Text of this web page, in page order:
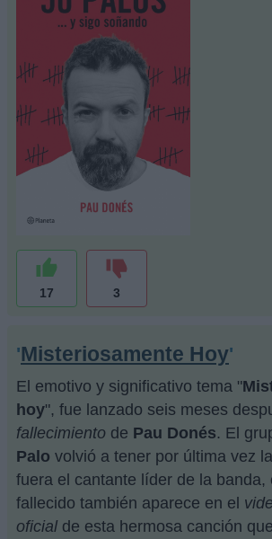
17 3
'Misteriosamente Hoy'
El emotivo y significativo tema "
hoy", fue lanzado seis meses
fallecimiento de Pau Donés. El
Palo volvió a tener por última vez
fuera el cantante líder de la banda,
fallecido también aparece en el
oficial de esta hermosa canción